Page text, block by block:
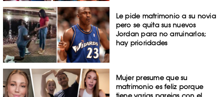
Le pide matrimonio a su novia
pero se quita sus nuevos
Jordan para no arruinarlos;
hay prioridades
Mujer presume que su
matrimonio es feliz porque